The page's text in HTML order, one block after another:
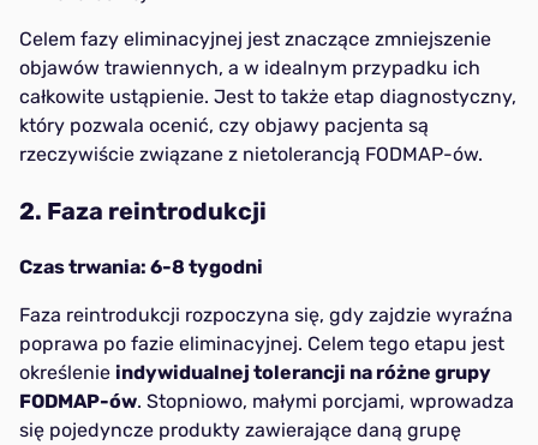
Celem fazy eliminacyjnej jest znaczące zmniejszenie
objawów trawiennych, a w idealnym przypadku ich
całkowite ustąpienie. Jest to także etap diagnostyczny,
który pozwala ocenić, czy objawy pacjenta są
rzeczywiście związane z nietolerancją FODMAP-ów.
2. Faza reintrodukcji
Czas trwania: 6-8 tygodni
Faza reintrodukcji rozpoczyna się, gdy zajdzie wyraźna
poprawa po fazie eliminacyjnej. Celem tego etapu jest
określenie indywidualnej tolerancji na różne grupy
FODMAP-ów. Stopniowo, małymi porcjami, wprowadza
się pojedyncze produkty zawierające daną grupę